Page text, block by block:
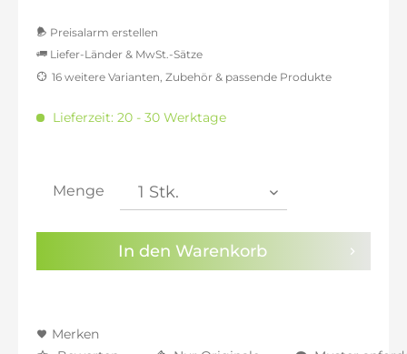
Preisalarm erstellen
Sie haben dieDatenschutzbestimmungenzur
Kenntnis genommen.
Liefer-Länder & MwSt.-Sätze
inkl. 16% MwSt.: 827,60 €
inkl. 21% MwSt.: 863,27 €
inkl. 22% MwSt.: 870,40 €
16 weitere Varianten, Zubehör & passende Produkte
Lieferzeit: 20 - 30 Werktage
Menge
In den Warenkorb
Merken